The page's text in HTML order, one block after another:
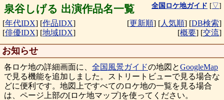
泉谷しげる 出演作品名一覧 全国ロケ地ガイド [▽]
[年代IDX] [作品IDX]
[俳優IDX] [地域IDX]
[更新順] [人気順] [DB検索]
[概要] [交流]
お知らせ
各ロケ地の詳細画面に、 全国風景ガイドの地図とGoogleMap
で見る機能を追加しました。ストリートビューで見る場合な
どに便利です。地図上ですべてのロケ地の一覧を見る場合
は、ページ上部の[ロケ地マップ]を使ってください。